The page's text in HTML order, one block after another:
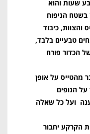
שעות והוא
בשטח הניפוח
והצוות, כיבוד
טבעיים בלבד,
הכדור פורח
מהטייס על אופן
הנופים
ועל כל שאלה
הקרקע יחבור